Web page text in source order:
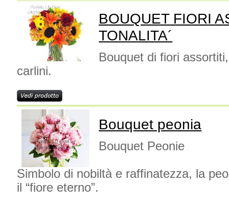
BOUQUET FIORI
TONALITA´
Bouquet di fiori
carlini.
Bouquet peonia
Bouquet Peonie
Simbolo di nobiltà e raffinatezza, la
il “fiore eterno”.